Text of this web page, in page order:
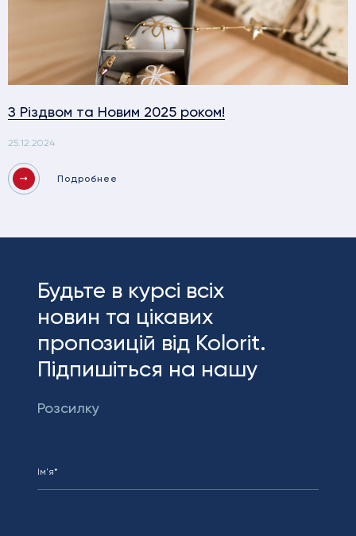
З Різдвом та Новим 2025 роком!
25.12.2024
Подробнее
Будьте в курсі всіх
новин та цікавих
пропозицій від Kolorit.
Підпишіться на нашу
Розсилку